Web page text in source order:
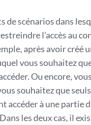
de scénarios dans
l’accès au
après avoir créé
vous souhaitez
Ou encore,
souhaitez que
accéder à une partie
les deux cas, il